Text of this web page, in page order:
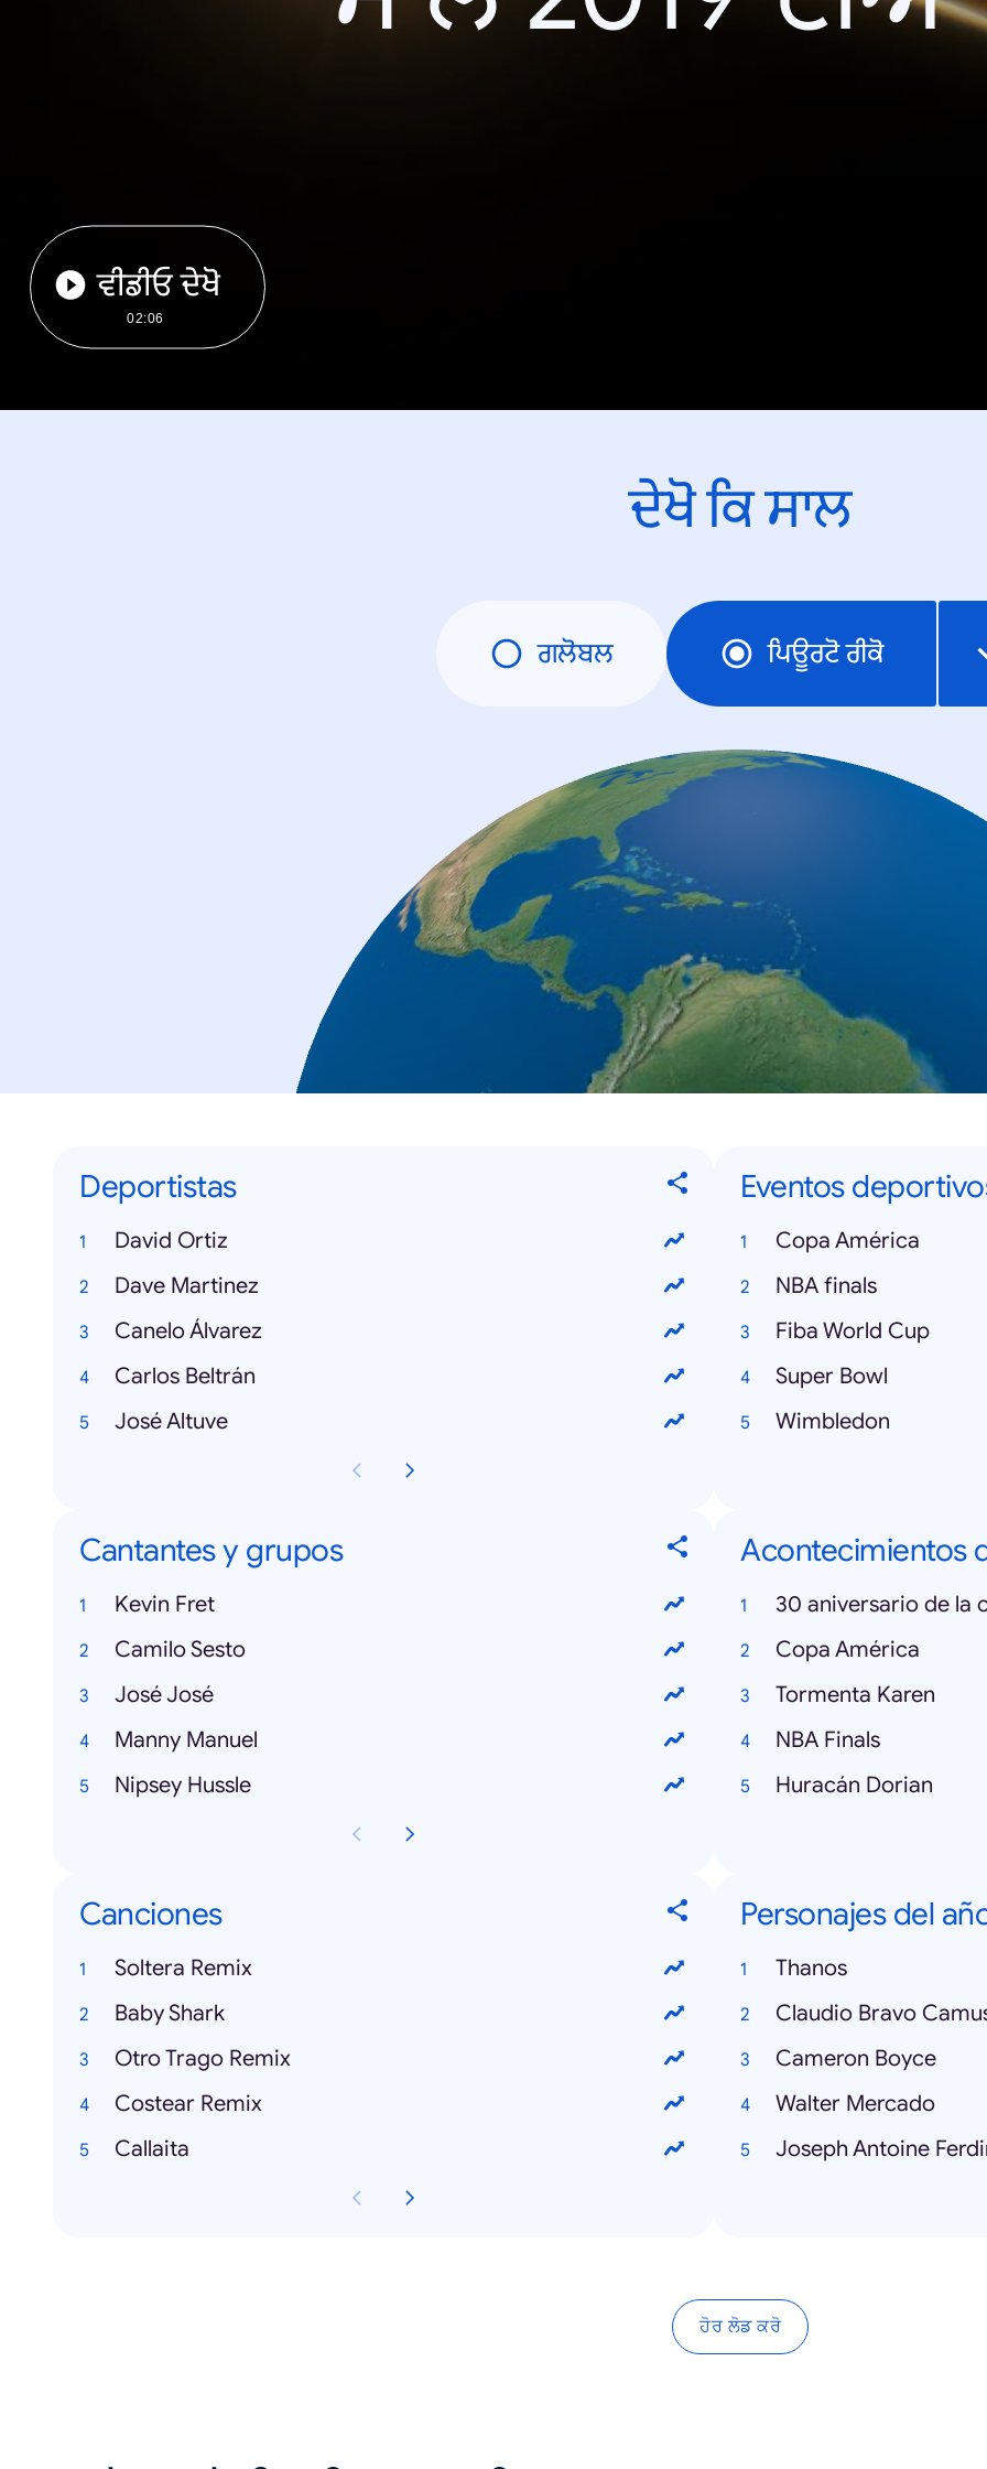
ਵੀਡੀਓ ਦੇਖੋ
02:06
ਦੇਖੋ ਕਿ ਸਾਲ
ਗਲੋਬਲ ਪਿਊਰਟੋ ਰੀਕੋ
Deportistas
David Ortiz
Dave Martinez
Canelo Álvarez
Carlos Beltrán
José Altuve
Eventos
Copa América
NBA finals
Fiba World Cup
Super Bowl
Wimbledon
Cantantes y grupos
Kevin Fret
Camilo Sesto
José José
Manny Manuel
Nipsey Hussle
Acontecimientos
30 aniversario de la
Copa América
Tormenta Karen
NBA Finals
Huracán Dorian
Canciones
Soltera Remix
Baby Shark
Otro Trago Remix
Costear Remix
Callaita
Personajes del
Thanos
Claudio Bravo
Cameron Boyce
Walter Mercado
Joseph Antoine
ਹੋਰ ਲੋਡ ਕਰੋ